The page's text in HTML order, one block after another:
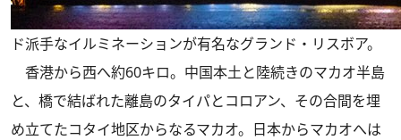
ド派手なイルミネーションが有名なグランド・リスボア。
香港から西へ約60キロ。中国本土と陸続きのマカオ半島
と、橋で結ばれた離島のタイパとコロアン、その合間を埋
め立てたコタイ地区からなるマカオ。日本からマカオへは